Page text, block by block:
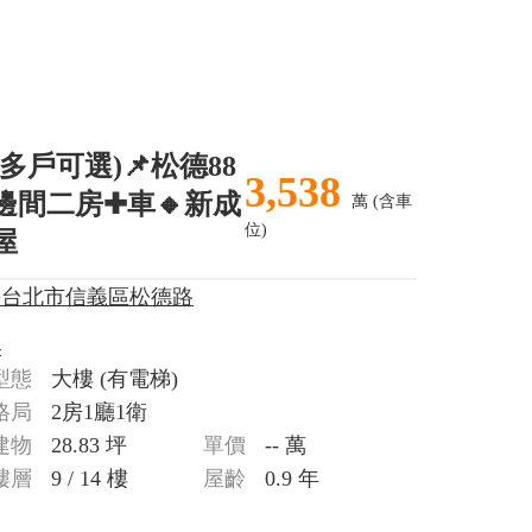
戶可選)📌松德88
間二房✚車🔸新成3,538
萬 (含車
位)
北市信義區松德路
態 大樓 (有電梯)
局
2房1廳1衛
物
28.83 坪 單價
-- 萬
層
9 / 14 樓 屋齡 0.9 年